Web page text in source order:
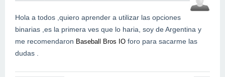
Hola a todos ,quiero aprender a utilizar las opciones
binarias ,es la primera ves que lo haria, soy de Argentina y
me recomendaron Baseball Bros IO foro para sacarme las
dudas .